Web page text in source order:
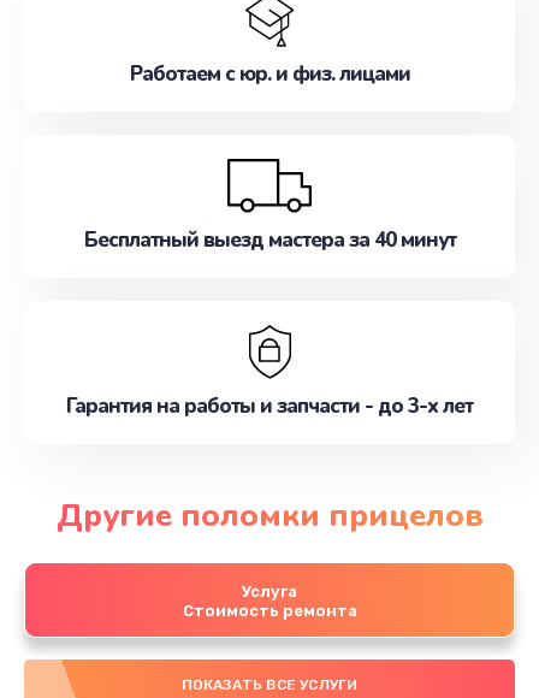
Работаем с юр. и физ. лицами
Бесплатный выезд мастера за 40 минут
Гарантия на работы и запчасти - до 3-х лет
Другие поломки прицелов
Услуга
Стоимость ремонта
ПОКАЗАТЬ ВСЕ УСЛУГИ